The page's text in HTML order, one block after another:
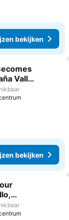
bekijken
favorieten
Valle
bekijken
favorieten